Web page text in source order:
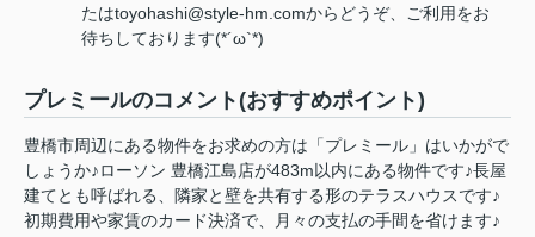
たはtoyohashi@style-hm.comからどうぞ、ご利用をお
待ちしております(*´ω`*)
プレミールのコメント(おすすめポイント)
豊橋市周辺にある物件をお求めの方は「プレミール」はいかがで
しょうか♪ローソン 豊橋江島店が483m以内にある物件です♪長屋
建てとも呼ばれる、隣家と壁を共有する形のテラスハウスです♪
初期費用や家賃のカード決済で、月々の支払の手間を省けます♪